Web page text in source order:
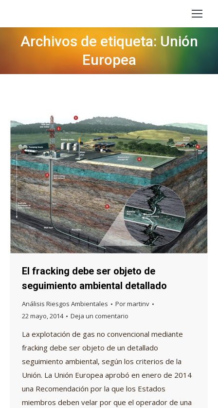
Archivos de etiqueta: Unión
Europea
Estás aquí:
El fracking debe ser objeto de
seguimiento ambiental detallado
Análisis Riesgos Ambientales Pormartinv
22 mayo, 2014
Deja un comentario
La explotación de gas no convencional mediante
fracking debe ser objeto de un detallado
seguimiento ambiental, según los criterios de la
Unión. La Unión Europea aprobó en enero de 2014
una Recomendación por la que los Estados
miembros deben velar por que el operador de una